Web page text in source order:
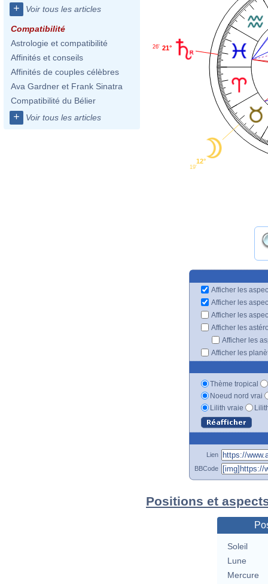
+ Voir tous les articles
Compatibilité
Astrologie et compatibilité
Affinités et conseils
Affinités de couples célèbres
Ava Gardner et Frank Sinatra
Compatibilité du Bélier
+ Voir tous les articles
21°
26'
12°
19'
Afficher les
Afficher les
Afficher les
Afficher les
Afficher les
Afficher les
Thème tropical
Noeud nord vrai
Lilith vraie
Lien
BBCode
Positions et
Soleil
Lune
Mercure